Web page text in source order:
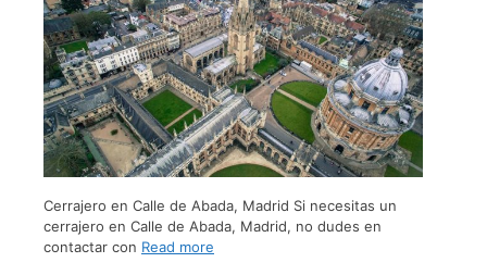
Cerrajero en Calle de Abada, Madrid Si necesitas un
cerrajero en Calle de Abada, Madrid, no dudes en
contactar con Read more